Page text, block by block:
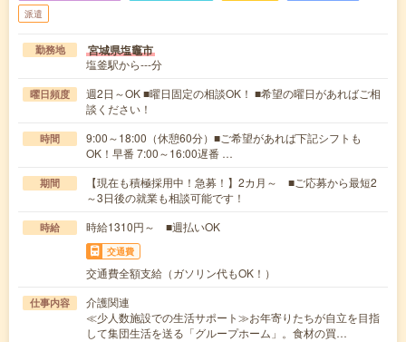
派遣
勤務地 宮城県塩竈市
塩釜駅から---分
曜日頻度
週2日～OK ■曜日固定の相談OK！ ■希望の曜日があればご相
談ください！
時間
9:00～18:00（休憩60分）■ご希望があれば下記シフトも
OK！早番 7:00～16:00遅番 …
期間
【現在も積極採用中！急募！】2カ月～ ■ご応募から最短2
～3日後の就業も相談可能です！
時給 時給1310円～ ■週払いOK
交通費
交通費全額支給（ガソリン代もOK！）
仕事内容
介護関連
≪少人数施設での生活サポート≫お年寄りたちが自立を目指
して集団生活を送る「グループホーム」。食材の買…